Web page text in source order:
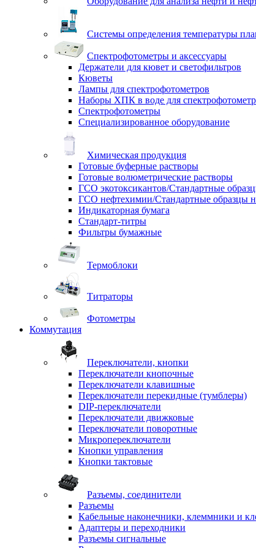
Системы определения температуры
Спектрофотометры и аксессуары
Держатели для кювет и светофильтров
Кюветы
Лампы для спектрофотометров
Наборы ХПК в воде для
Спектрофотометры
Специализированное оборудование
Химическая продукция
Готовые буферные растворы
Готовые волюметрические растворы
ГСО экотоксикантов/Стандартные
ГСО нефтехимии/Стандартные образцы
Индикаторная бумага
Стандарт-титры
Фильтры бумажные
Термоблоки
Титраторы
Фотометры
Коммутация
Переключатели, кнопки
Переключатели кнопочные
Переключатели клавишные
Переключатели перекидные (тумблеры)
DIP-переключатели
Переключатели движковые
Переключатели поворотные
Микропереключатели
Кнопки управления
Кнопки тактовые
Разъемы, соединители
Разъемы
Кабельные наконечники, клеммники и
Адаптеры и переходники
Разъемы сигнальные